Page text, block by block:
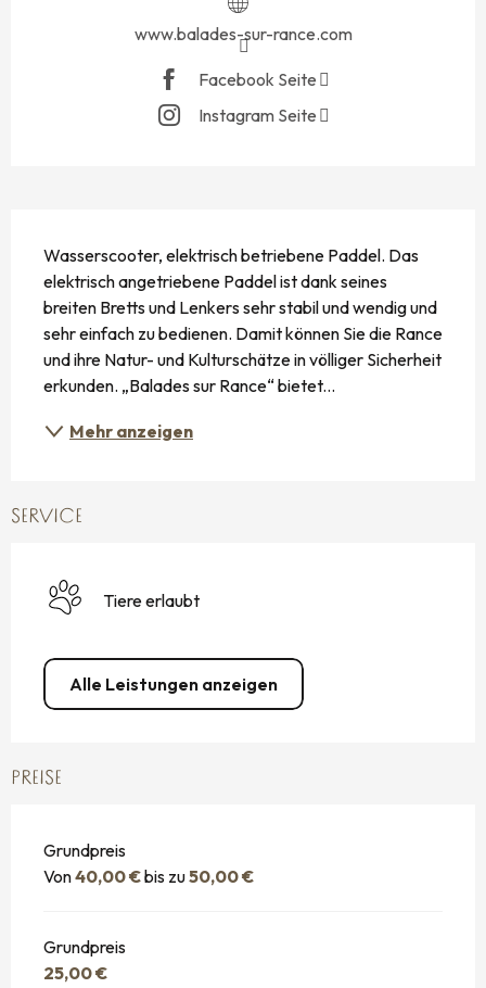
www.balades-sur-rance.com
Facebook Seite
Instagram Seite
Wasserscooter, elektrisch betriebene Paddel. Das
elektrisch angetriebene Paddel ist dank seines
breiten Bretts und Lenkers sehr stabil und wendig und
sehr einfach zu bedienen. Damit können Sie die Rance
und ihre Natur- und Kulturschätze in völliger Sicherheit
erkunden. „Balades sur Rance“ bietet...
Mehr anzeigen
SERVICE
Tiere erlaubt
Alle Leistungen anzeigen
PREISE
Grundpreis
Von40,00 €bis zu50,00 €
Grundpreis
25,00 €